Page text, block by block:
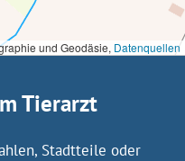
und Geodäsie, Datenquellen
Tierarzt
Stadtteile oder